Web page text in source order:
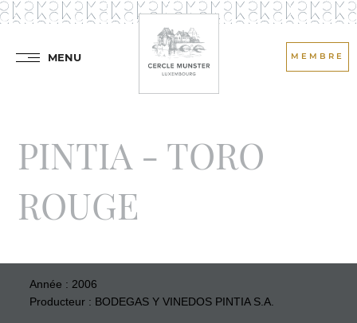
MENU MEMBRE
PINTIA - TORO
ROUGE
Année : 2006
Producteur : BODEGAS Y VINEDOS PINTIA S.A.